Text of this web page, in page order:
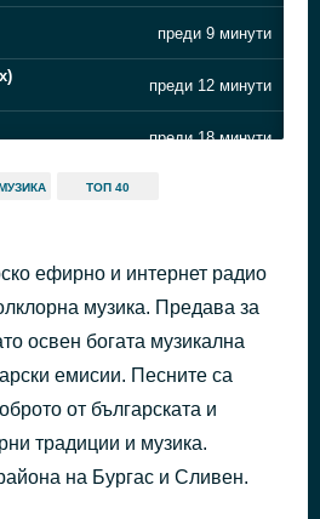
преди 9 минути
преди 12 минути
преди 18 минути
Solo Remix
преди 30 минути
ТОП 40
ефирно и интернет радио
музика. Предава за
освен богата музикална
емисии. Песните са
от българската и
традиции и музика.
на Бургас и Сливен.